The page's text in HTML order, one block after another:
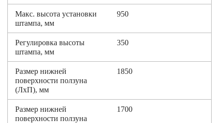
Макс. высота установки
штампа, мм
950
Регулировка высоты
штампа, мм
350
Размер нижней
поверхности ползуна
(ЛxП), мм
1850
Размер нижней
поверхности ползуна
1700